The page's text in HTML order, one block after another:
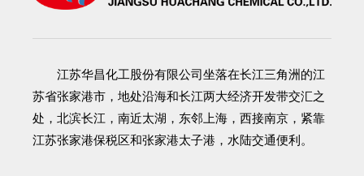
江苏华昌化工股份有限公司坐落在长江三角洲的江
苏省张家港市，地处沿海和长江两大经济开发带交汇之
处，北滨长江，南近太湖，东邻上海，西接南京，紧靠
江苏张家港保税区和张家港太子港，水陆交通便利。